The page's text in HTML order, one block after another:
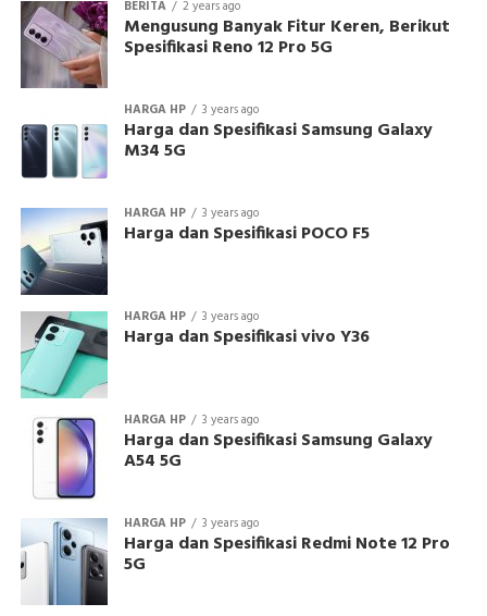
BERITA 2 years ago
Mengusung Banyak Fitur Keren, Berikut
Spesifikasi Reno 12 Pro 5G
HARGA HP 3 years ago
Harga dan Spesifikasi Samsung Galaxy
M34 5G
HARGA HP 3 years ago
Harga dan Spesifikasi POCO F5
HARGA HP 3 years ago
Harga dan Spesifikasi vivo Y36
HARGA HP 3 years ago
Harga dan Spesifikasi Samsung Galaxy
A54 5G
HARGA HP 3 years ago
Harga dan Spesifikasi Redmi Note 12 Pro
5G